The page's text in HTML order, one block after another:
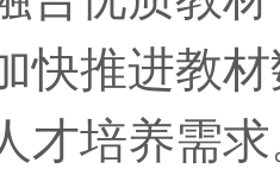
快推进教
才培养需